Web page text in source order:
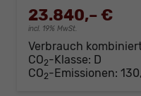
23.840,– €
incl. 19% MwSt.
Verbrauch
CO2-Klasse: D
CO2-Emissionen: